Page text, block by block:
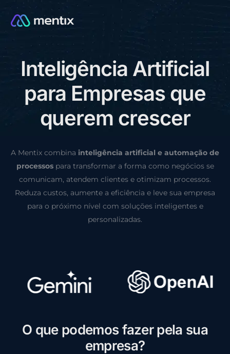
Inteligência Artificial
para Empresas que
querem crescer
A Mentix combina inteligência artificial e automação de
processospara transformar a forma como negócios se
comunicam, atendem clientes e otimizam processos.
Reduza custos, aumente a eficiência e leve sua empresa
para o próximo nível com soluções inteligentes e
personalizadas.
O que podemos fazer pela sua
empresa?
CONSULTORIA GRÁTIS